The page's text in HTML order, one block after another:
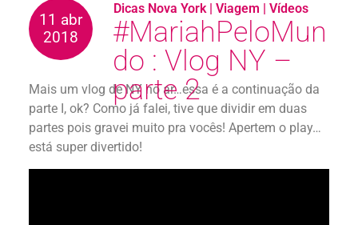
11 abr
2018
Dicas Nova York| Viagem Vídeos
#MariahPeloMun
do : Vlog NY –
parte 2
Mais um vlog de NY no ar…essa é a continuação da
parte I, ok? Como já falei, tive que dividir em duas
partes pois gravei muito pra vocês! Apertem o play…
está super divertido!